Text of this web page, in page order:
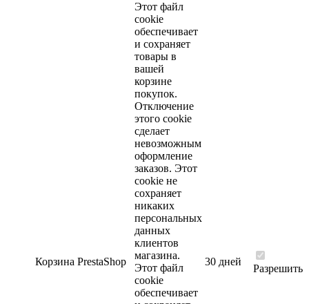
Корзина PrestaShop
Этот файл
cookie
обеспечивает
и сохраняет
товары в
вашей
корзине
покупок.
Отключение
этого cookie
сделает
невозможным
оформление
заказов. Этот
cookie не
сохраняет
никаких
персональных
данных
клиентов
магазина.
Этот файл
cookie
обеспечивает
30 дней
Разрешить